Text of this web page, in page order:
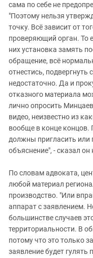
сама по себе не
"Поэтому нельзя
точку. Всё зависит от
проверяющий орган. То
них установка замять
обращение, всё
отнестись, подвергнуть
недостаточно. Да и
отказного материала
лично опросить
видео, неизвестно из
вообще в конце концов.
должны пригласить или
объяснение", - сказал он
По словам адвоката,
любой материал
производство. "Или
аппарат с заявлением.
большинстве случаев
территориальности. В
потому что это только
заявление будет гулять